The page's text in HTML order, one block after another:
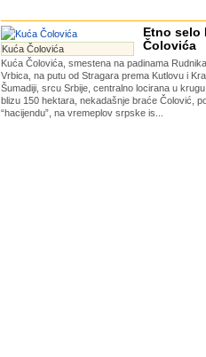
Kuća Čolovića
Etno selo
Čolovića
Kuća Čolovića, smestena na padinama
Vrbica, na putu od Stragara prema Kutlovu i
Šumadiji, srcu Srbije, centralno locirana u
blizu 150 hektara, nekadašnje braće Čolović,
“hacijendu”, na vremeplov srpske is...